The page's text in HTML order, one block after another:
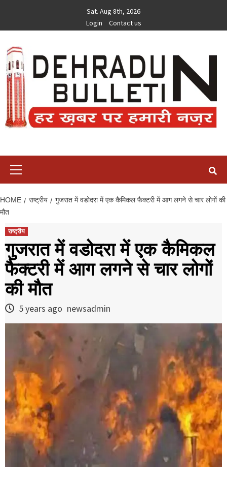
content
Sat. Aug 8th, 2026
Login
Contact us
HOME राष्ट्रीय
गुजरात में वडोदरा में एक कैमिकल फैक्‍टरी में आग लगने से चार लोगों की
मौत
राष्ट्रीय
गुजरात में वडोदरा में एक कैमिकल
फैक्‍टरी में आग लगने से चार लोगों
की मौत
5 years ago newsadmin